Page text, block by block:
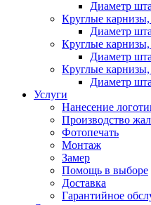
Диаметр
Круглые
Диаметр
Круглые
Диаметр
Круглые
Диаметр
Услуги
Нанесение
Производство
Фотопечать
Монтаж
Замер
Помощь в выборе
Доставка
Гарантийное